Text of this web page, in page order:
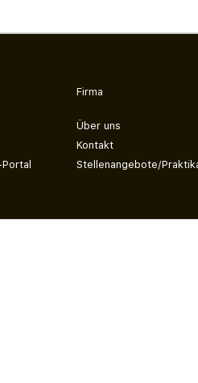
Firma
Über uns
Kontakt
Stellenangebote/